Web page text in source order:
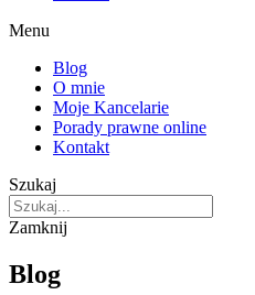
Menu
Blog
O mnie
Moje Kancelarie
Porady prawne online
Kontakt
Szukaj
Zamknij
Blog